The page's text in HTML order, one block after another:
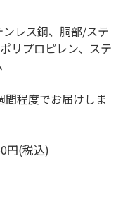
レス鋼、胴部/ステ
リプロピレン、ステ
程度でお届けしま
円(税込)